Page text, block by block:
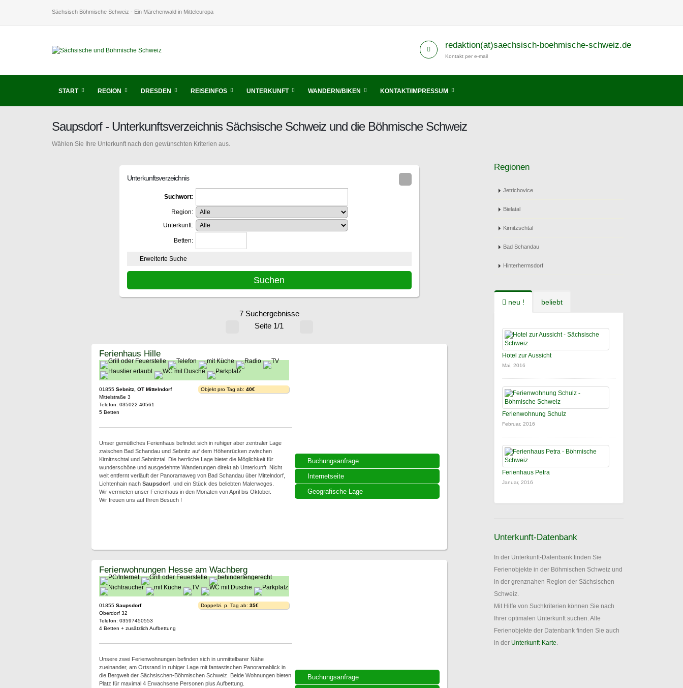
Sächsisch Böhmische Schweiz - Ein Märchenwald in Mitteleuropa
redaktion(at)saechsisch-boehmische-schweiz.de
Kontakt per e-mail
START REGION DRESDEN REISEINFOS UNTERKUNFT WANDERN/BIKEN KONTAKT/IMPRESSUM
Saupsdorf - Unterkunftsverzeichnis Sächsische Schweiz und die Böhmische Schweiz
Wählen Sie Ihre Unterkunft nach den gewünschten Kriterien aus.
Unterkunftsverzeichnis
Suchwort:
Region:
Unterkunft:
Betten:
Erweiterte Suche
7 Suchergebnisse
Seite 1/1
Buchungsanfrage
Internetseite
Geografische Lage
Ferienhaus Hille
01855 Sebnitz, OT Mittelndorf
Mittelstraße 3
Telefon: 035022 40561
5 Betten
Objekt pro Tag ab: 40€
Unser gemütliches Ferienhaus befindet sich in ruhiger aber zentraler Lage
zwischen Bad Schandau und Sebnitz auf dem Höhenrücken zwischen
Kirnitzschtal und Sebnitztal. Die herrliche Lage bietet die Möglichkeit für
wunderschöne und ausgedehnte Wanderungen direkt ab Unterkunft. Nicht
weit entfernt verläuft der Panoramaweg von Bad Schandau über Mittelndorf,
Lichtenhain nach Saupsdorf, und ein Stück des beliebten Malerweges.
Wir vermieten unser Ferienhaus in den Monaten von April bis Oktober.
Wir freuen uns auf Ihren Besuch !
Buchungsanfrage
Ferienwohnungen Hesse am Wachberg
01855 Saupsdorf
Oberdorf 32
Telefon: 03597450553
4 Betten + zusätzlich Aufbettung
Doppelzi. p. Tag ab: 35€
Unsere zwei Ferienwohnungen befinden sich in unmittelbarer Nähe
zueinander, am Ortsrand in ruhiger Lage mit fantastischen Panoramablick in
die Bergwelt der Sächsischen-Böhmischen Schweiz. Beide Wohnungen bieten
Platz für maximal 4 Erwachsene Personen plus Aufbettung.
Regionen
Jetrichovice
Bielatal
Kirnitzschtal
Bad Schandau
Hinterhermsdorf
neu ! beliebt
Hotel zur Aussicht
Mai, 2016
Ferienwohnung Schulz
Februar, 2016
Ferienhaus Petra
Januar, 2016
Unterkunft-Datenbank
In der Unterkunft-Datenbank finden Sie
Ferienobjekte in der Böhmischen Schweiz und
in der grenznahen Region der Sächsischen
Schweiz.
Mit Hilfe von Suchkriterien können Sie nach
Ihrer optimalen Unterkunft suchen. Alle
Ferienobjekte der Datenbank finden Sie auch
in der Unterkunft-Karte.